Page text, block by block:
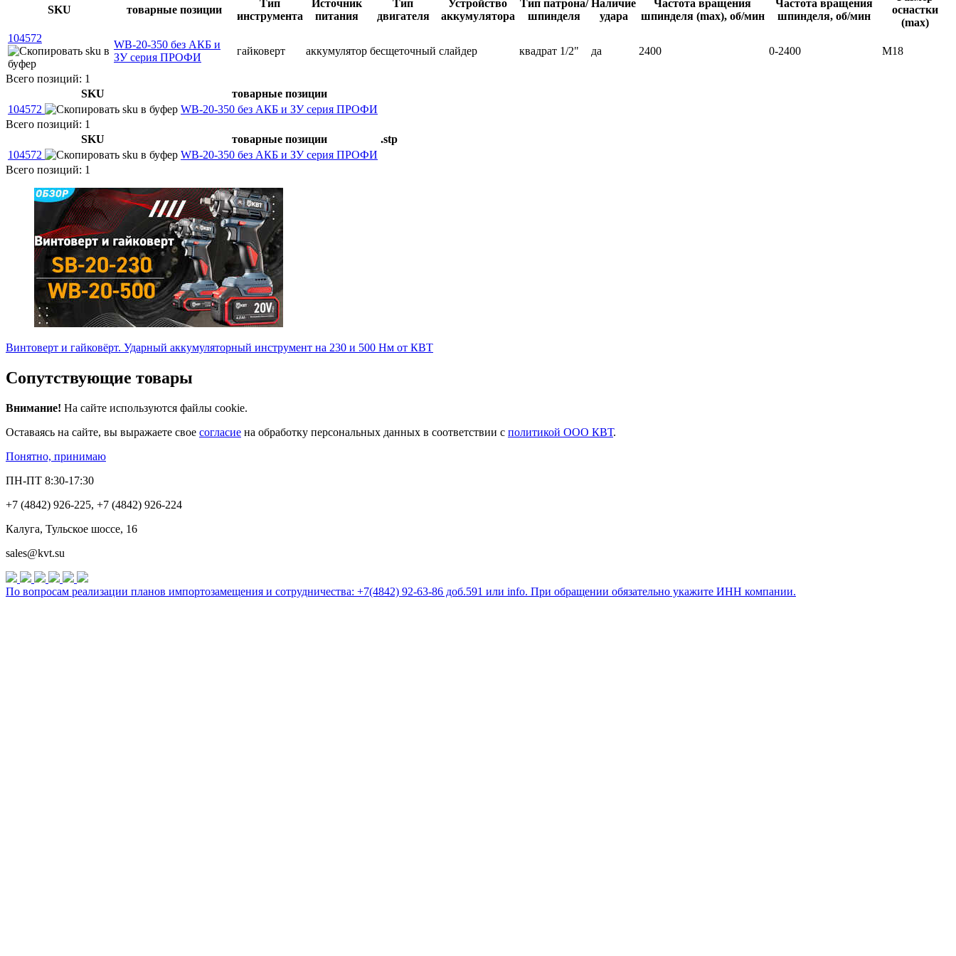
SKU товарные позиции
Тип
инструмента
Источник
питания
Тип
двигателя
Устройство
аккумулятора
Тип патрона/
шпинделя
Наличие
удара
Частота вращения
шпинделя (max), об/мин
Частота вращения
шпинделя, об/мин
оснастки
(max)
104572
WB-20-350 без АКБ и
ЗУ серия ПРОФИ
гайковерт аккумулятор бесщеточный слайдер квадрат 1/2" да 2400 0-2400 М18
Всего позиций: 1
SKU
товарные позиции
104572
WB-20-350 без АКБ и ЗУ серия ПРОФИ
Всего позиций: 1
SKU
товарные позиции
.stp
104572
WB-20-350 без АКБ и ЗУ серия ПРОФИ
Всего позиций: 1
Винтоверт и гайковёрт. Ударный аккумуляторный инструмент на 230 и 500 Нм от КВТ
Сопутствующие товары
Внимание! На сайте используются файлы cookie.
Оставаясь на сайте, вы выражаете свое согласие на обработку персональных данных в соответствии с политикой ООО КВТ.
Понятно, принимаю
ПН-ПТ 8:30-17:30
+7 (4842) 926-225, +7 (4842) 926-224
Калуга, Тульское шоссе, 16
sales@kvt.su
По вопросам реализации планов импортозамещения и сотрудничества: +7(4842) 92-63-86 доб.591 или info. При обращении обязательно укажите ИНН компании.